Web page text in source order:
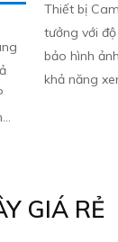
Thiết bị
tưởng với
bảo hình
khả năng
GIÁ RẺ